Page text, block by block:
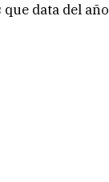
data del